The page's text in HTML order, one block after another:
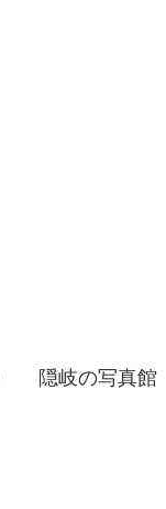
隠岐の写真館